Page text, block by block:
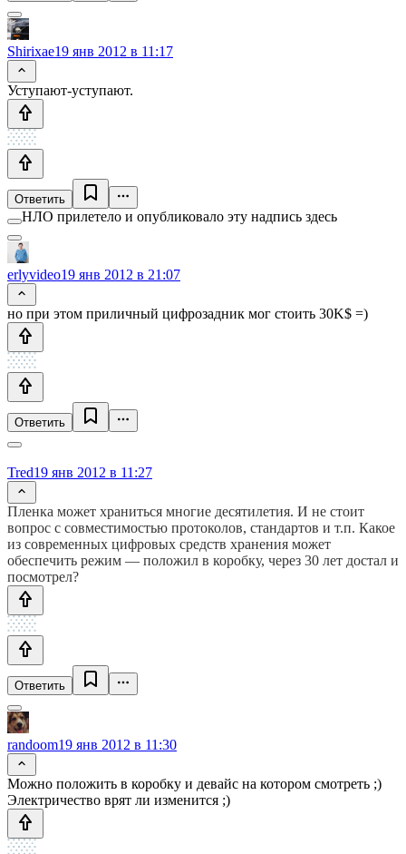
Shirixae19 янв 2012 в 11:17
Уступают-уступают.
Ответить
НЛО прилетело и опубликовало эту надпись здесь
erlyvideo19 янв 2012 в 21:07
но при этом приличный цифрозадник мог стоить 30K$ =)
Ответить
Tred19 янв 2012 в 11:27
Пленка может храниться многие десятилетия. И не стоит
вопрос с совместимостью протоколов, стандартов и т.п. Какое
из современных цифровых средств хранения может
обеспечить режим — положил в коробку, через 30 лет достал и
посмотрел?
Ответить
randoom19 янв 2012 в 11:30
Можно положить в коробку и девайс на котором смотреть ;)
Электричество врят ли изменится ;)